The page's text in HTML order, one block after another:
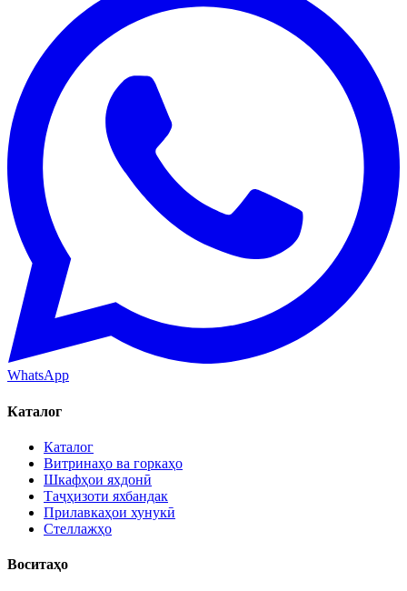
WhatsApp
Каталог
Каталог
Витринаҳо ва горкаҳо
Шкафҳои яхдонӣ
Таҷҳизоти яхбандак
Прилавкаҳои хунукӣ
Стеллажҳо
Воситаҳо